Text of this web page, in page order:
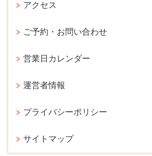
アクセス
ご予約・お問い合わせ
営業日カレンダー
運営者情報
プライバシーポリシー
サイトマップ